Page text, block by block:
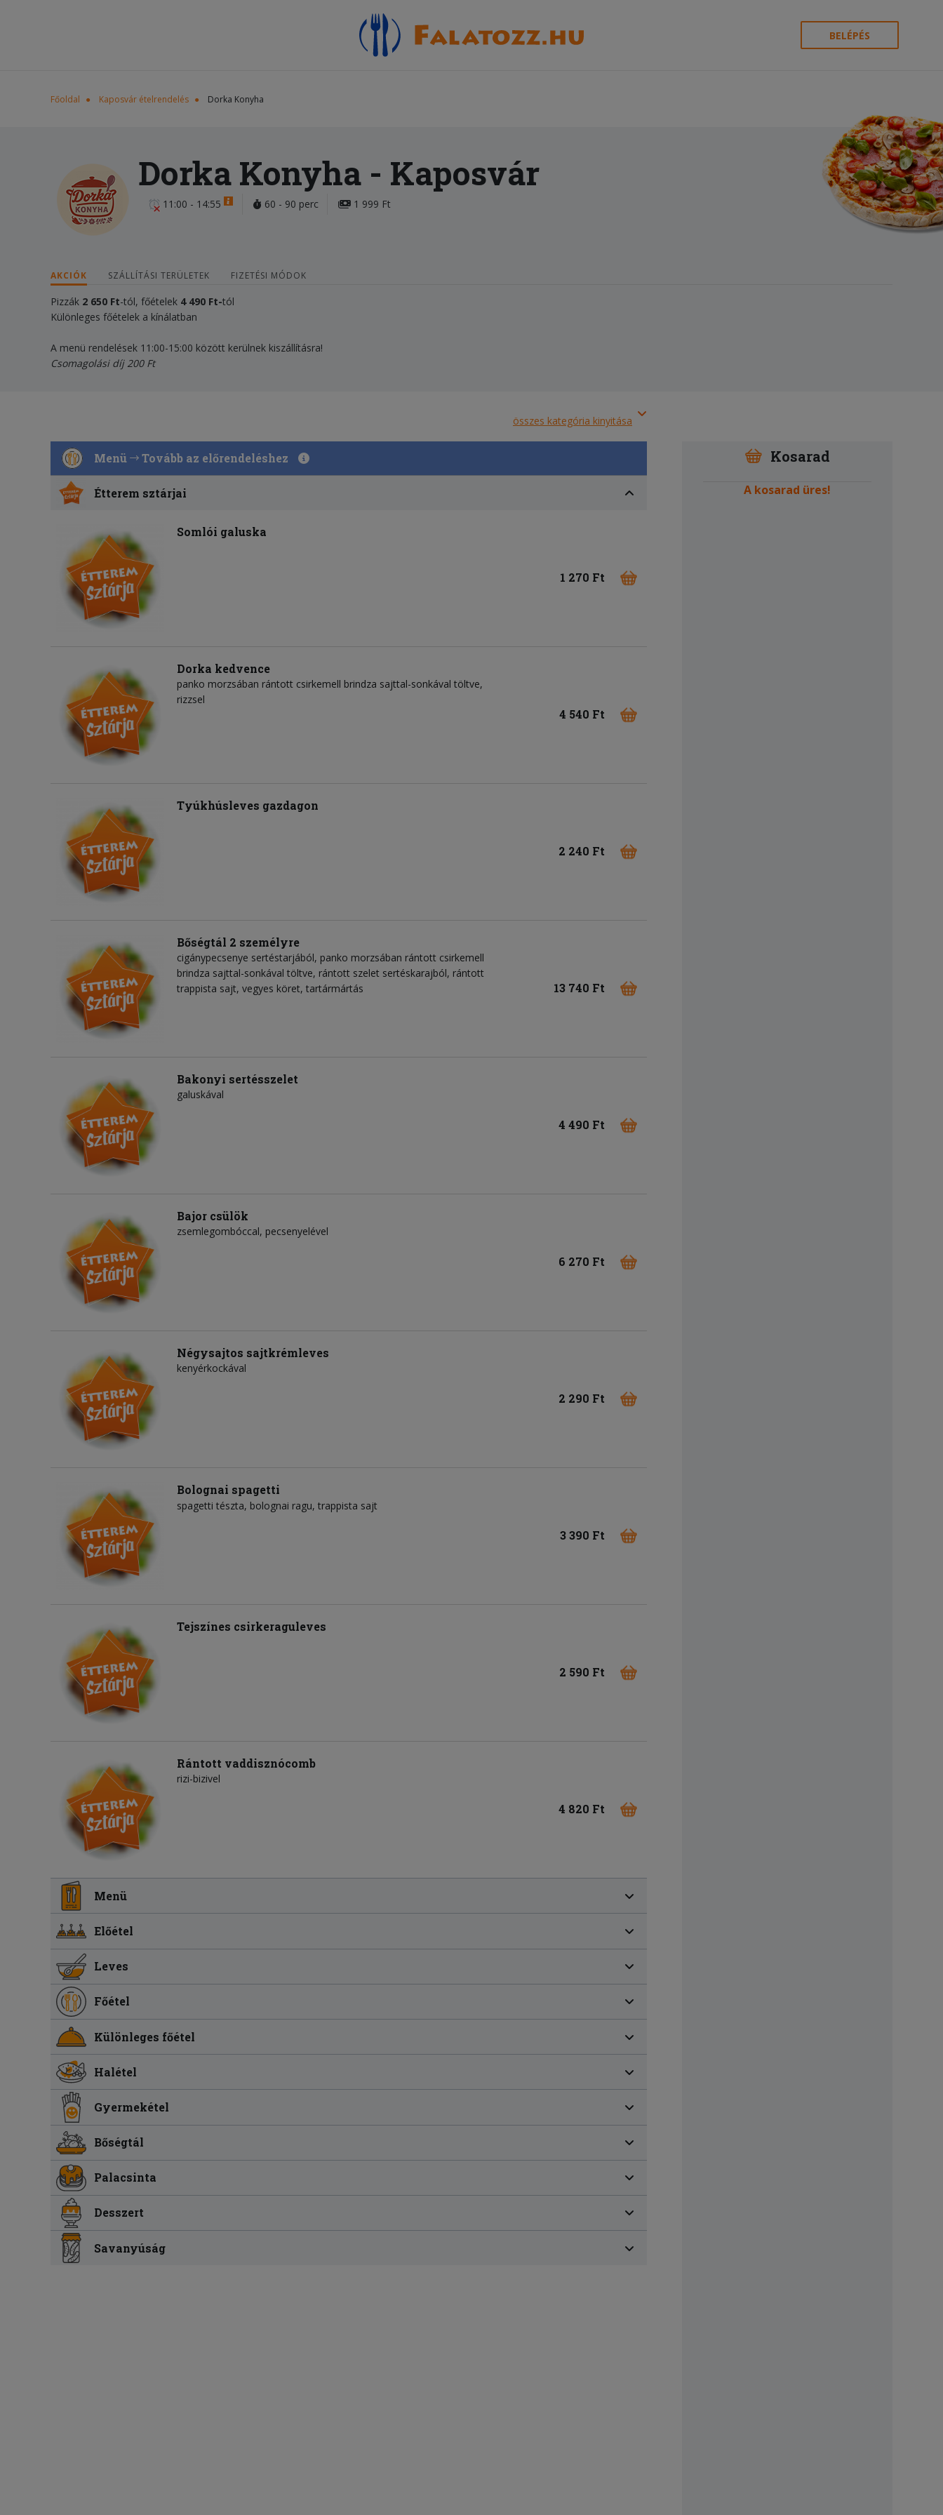
BELÉPÉS
Főoldal Kaposvár ételrendelés Dorka Konyha
Dorka Konyha - Kaposvár
11:00 - 14:55 60 - 90 perc 1 999 Ft
AKCIÓK SZÁLLÍTÁSI TERÜLETEK FIZETÉSI MÓDOK
Pizzák 2 650 Ft-tól, főételek 4 490 Ft-tól
Különleges főételek a kínálatban
A menü rendelések 11:00-15:00 között kerülnek kiszállításra!
Csomagolási díj 200 Ft
összes kategória kinyitása
Menü Tovább az előrendeléshez
Étterem sztárjai
Somlói galuska
1 270 Ft
Dorka kedvence
panko morzsában rántott csirkemell brindza sajttal-sonkával töltve,
rizzsel
4 540 Ft
Tyúkhúsleves gazdagon
2 240 Ft
Bőségtál 2 személyre
cigánypecsenye sertéstarjából, panko morzsában rántott csirkemell
brindza sajttal-sonkával töltve, rántott szelet sertéskarajból, rántott
trappista sajt, vegyes köret, tartármártás
13 740 Ft
Bakonyi sertésszelet
galuskával
4 490 Ft
Bajor csülök
zsemlegombóccal, pecsenyelével
6 270 Ft
Négysajtos sajtkrémleves
kenyérkockával
2 290 Ft
Bolognai spagetti
spagetti tészta bolognai ragu trappista sajt
3 390 Ft
Tejszínes csirkeraguleves
2 590 Ft
Rántott vaddisznócomb
rizi-bizivel
4 820 Ft
Menü
Előétel
Leves
Főétel
Különleges főétel
Halétel
Gyermekétel
Bőségtál
Palacsinta
Desszert
Savanyúság
Kosarad
A kosarad üres!